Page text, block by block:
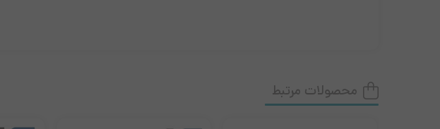
محصولات مرتبط